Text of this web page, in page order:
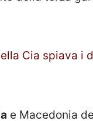
Cia spiava i
e Macedonia